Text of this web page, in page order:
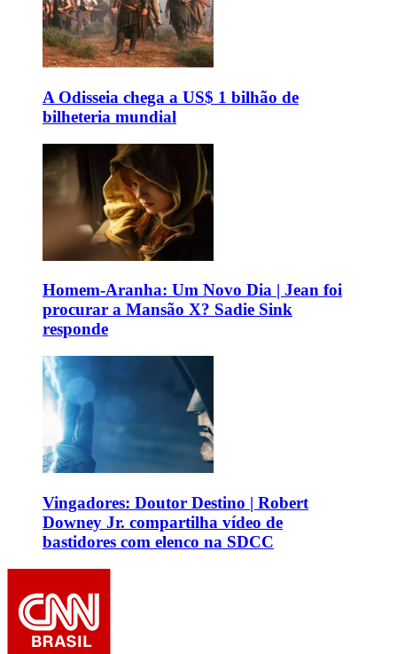
A Odisseia chega a US$ 1 bilhão de
bilheteria mundial
Homem-Aranha: Um Novo Dia | Jean foi
procurar a Mansão X? Sadie Sink
responde
Vingadores: Doutor Destino | Robert
Downey Jr. compartilha vídeo de
bastidores com elenco na SDCC